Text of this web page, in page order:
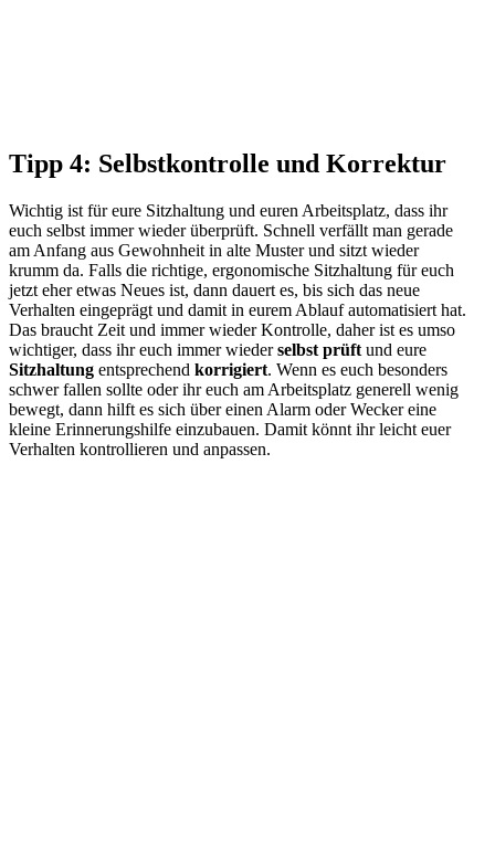
Tipp 4: Selbstkontrolle und Korrektur
Wichtig ist für eure Sitzhaltung und euren Arbeitsplatz, dass ihr
euch selbst immer wieder überprüft. Schnell verfällt man gerade
am Anfang aus Gewohnheit in alte Muster und sitzt wieder
krumm da. Falls die richtige, ergonomische Sitzhaltung für euch
jetzt eher etwas Neues ist, dann dauert es, bis sich das neue
Verhalten eingeprägt und damit in eurem Ablauf automatisiert hat.
Das braucht Zeit und immer wieder Kontrolle, daher ist es umso
wichtiger, dass ihr euch immer wiederselbst prüft und eure
Sitzhaltung entsprechend korrigiert. Wenn es euch besonders
schwer fallen sollte oder ihr euch am Arbeitsplatz generell wenig
bewegt, dann hilft es sich über einen Alarm oder Wecker eine
kleine Erinnerungshilfe einzubauen. Damit könnt ihr leicht euer
Verhalten kontrollieren und anpassen.